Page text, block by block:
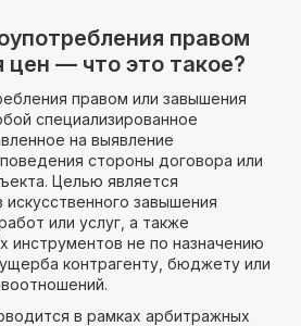
правом
цен — что это такое?
правом или завышения
специализированное
на выявление
стороны договора или
Целью является
искусственного завышения
или услуг, а также
инструментов не по назначению
контрагенту, бюджету или
в рамках арбитражных